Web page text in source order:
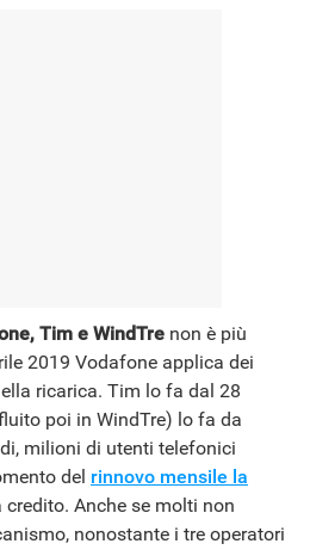
Tim e WindTre non è più
2019 Vodafone applica dei
ricarica. Tim lo fa dal 28
poi in WindTre) lo fa da
milioni di utenti telefonici
del rinnovo mensile la
Anche se molti non
nonostante i tre operatori